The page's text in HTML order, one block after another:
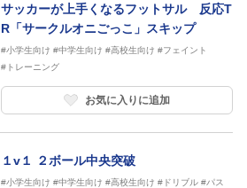
サッカーが上手くなるフットサル 反応T
R「サークルオニごっこ」スキップ
#小学生向け #中学生向け #高校生向け #フェイント
#トレーニング
お気に入りに追加
１v１ ２ボール中央突破
#小学生向け #中学生向け #高校生向け #ドリブル #パス